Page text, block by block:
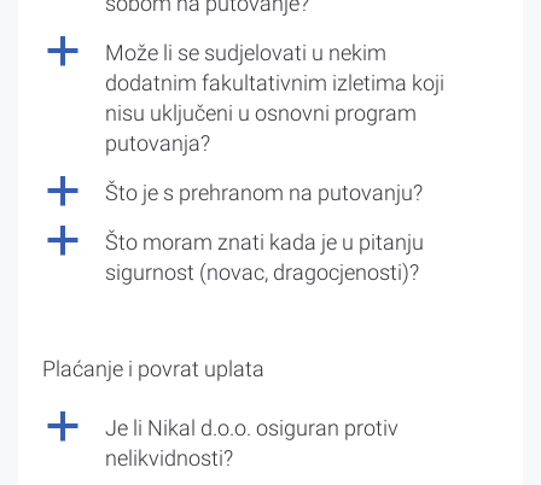
a
Može li se sudjelovati u nekim
dodatnim fakultativnim izletima koji
nisu uključeni u osnovni program
putovanja?
a Što je s prehranom na putovanju?
a
Što moram znati kada je u pitanju
sigurnost (novac, dragocjenosti)?
Plaćanje i povrat uplata
a
Je li Nikal d.o.o. osiguran protiv
nelikvidnosti?